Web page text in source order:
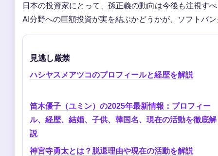
日本の投資家にとって、孫正義の動向は今後も注視す
AI分野への巨額投資が実を結ぶかどうかが、ソフトバ
見逃し厳禁
ハシヤスメアツコのプロフィールと経歴を解説
笛木優子（ユミン）の2025年最新情報：プロフィー
ル、経歴、結婚、子供、韓国名、現在の活動を徹底解
説
神宮寺勇太とは？脱退理由や現在の活動を解説